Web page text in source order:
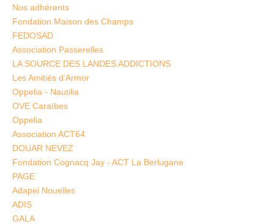
Nos adhérents
Fondation Maison des Champs
FEDOSAD
Association Passerelles
LA SOURCE DES LANDES ADDICTIONS
Les Amitiés d’Armor
Oppelia - Nautilia
OVE Caraïbes
Oppelia
Association ACT64
DOUAR NEVEZ
Fondation Cognacq Jay - ACT La Berlugane
PAGE
Adapei Nouelles
ADIS
GALA